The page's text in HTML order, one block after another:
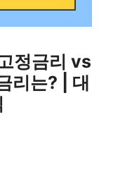
정금리 vs
리는? | 대